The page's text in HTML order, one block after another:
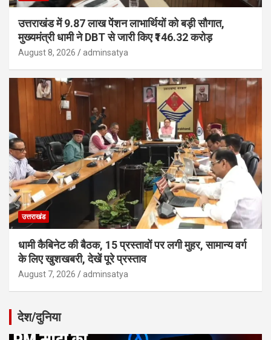
उत्तराखंड में 9.87 लाख पेंशन लाभार्थियों को बड़ी सौगात,
मुख्यमंत्री धामी ने DBT से जारी किए ₹146.32 करोड़
August 8, 2026 adminsatya
उत्तराखंड
धामी कैबिनेट की बैठक, 15 प्रस्तावों पर लगी मुहर, सामान्य वर्ग
के लिए खुशखबरी, देखें पूरे प्रस्ताव
August 7, 2026 adminsatya
देश/दुनिया